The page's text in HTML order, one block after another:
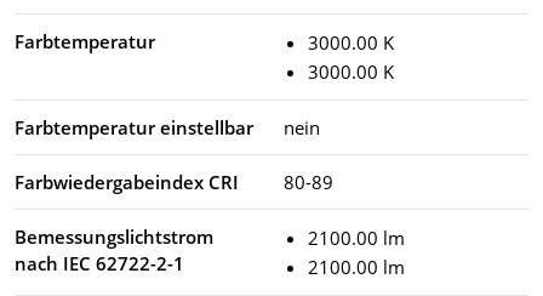
Farbtemperatur
3000.00 K
3000.00 K
Farbtemperatur einstellbar nein
Farbwiedergabeindex CRI 80-89
Bemessungslichtstrom
nach IEC 62722-2-1
2100.00 lm
2100.00 lm